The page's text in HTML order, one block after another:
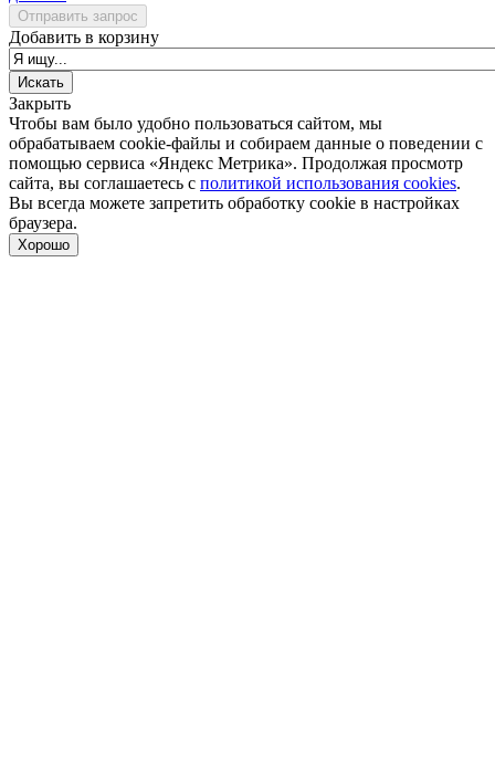
Отправить запрос
Добавить в корзину
Закрыть
Чтобы вам было удобно пользоваться сайтом, мы
обрабатываем cookie-файлы и собираем данные о поведении с
помощью сервиса «Яндекс Метрика». Продолжая просмотр
сайта, вы соглашаетесь с политикой использования cookies.
Вы всегда можете запретить обработку cookie в настройках
браузера.
Хорошо